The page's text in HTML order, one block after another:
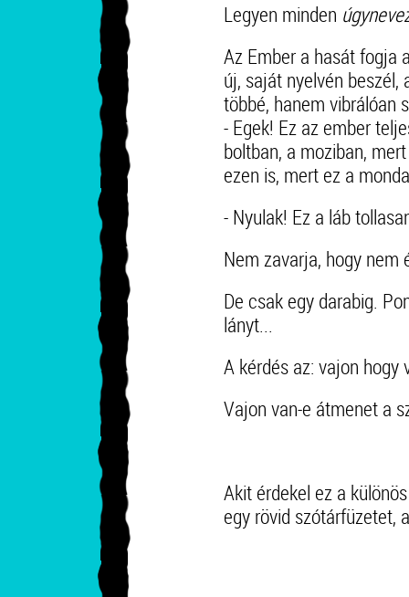
Legyen minden
Az Ember a hasát fogja
új, saját nyelvén
többé, hanem vibrálóan
- Egek! Ez az ember
boltban, a moziban,
ezen is, mert ez a
- Nyulak! Ez a láb
Nem zavarja, hogy nem
De csak egy darabig.
lányt...
A kérdés az: vajon hogy
Vajon van-e átmenet a
Akit érdekel ez a
egy rövid szótárfüzetet,